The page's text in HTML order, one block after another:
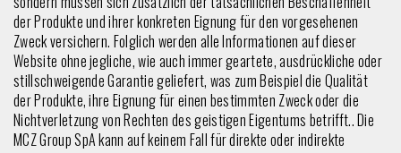
der Produkte und ihrer konkreten Eignung für den vorgesehenen
Zweck versichern. Folglich werden alle Informationen auf dieser
Website ohne jegliche, wie auch immer geartete, ausdrückliche oder
stillschweigende Garantie geliefert, was zum Beispiel die Qualität
der Produkte, ihre Eignung für einen bestimmten Zweck oder die
Nichtverletzung von Rechten des geistigen Eigentums betrifft.. Die
MCZ Group SpA kann auf keinem Fall für direkte oder indirekte